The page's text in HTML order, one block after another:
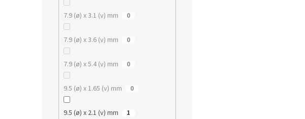
7.9 (ø) x 3.1 (v) mm 0
7.9 (ø) x 3.6 (v) mm 0
7.9 (ø) x 5.4 (v) mm 0
9.5 (ø) x 1.65 (v) mm 0
9.5 (ø) x 2.1 (v) mm 1